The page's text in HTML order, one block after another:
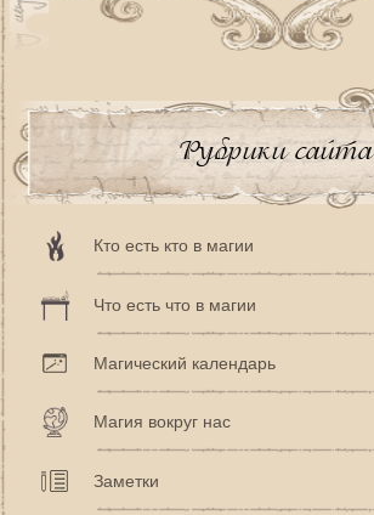
Рубрики сайта
Кто есть кто в магии
Что есть что в магии
Магический календарь
Магия вокруг нас
Заметки